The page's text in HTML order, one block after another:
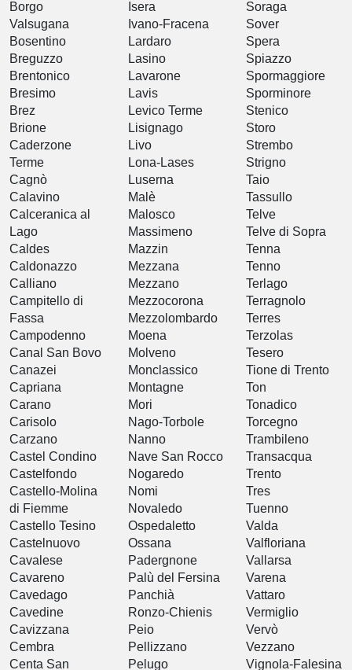
Borgo
Valsugana
Bosentino
Breguzzo
Brentonico
Bresimo
Brez
Brione
Caderzone
Terme
Cagnò
Calavino
Calceranica al
Lago
Caldes
Caldonazzo
Calliano
Campitello di
Fassa
Campodenno
Canal San Bovo
Canazei
Capriana
Carano
Carisolo
Carzano
Castel Condino
Castelfondo
Castello-Molina
di Fiemme
Castello Tesino
Castelnuovo
Cavalese
Cavareno
Cavedago
Cavedine
Cavizzana
Cembra
Centa San
Isera
Ivano-Fracena
Lardaro
Lasino
Lavarone
Lavis
Levico Terme
Lisignago
Livo
Lona-Lases
Luserna
Malè
Malosco
Massimeno
Mazzin
Mezzana
Mezzano
Mezzocorona
Mezzolombardo
Moena
Molveno
Monclassico
Montagne
Mori
Nago-Torbole
Nanno
Nave San Rocco
Nogaredo
Nomi
Novaledo
Ospedaletto
Ossana
Padergnone
Palù del Fersina
Panchià
Ronzo-Chienis
Peio
Pellizzano
Pelugo
Soraga
Sover
Spera
Spiazzo
Spormaggiore
Sporminore
Stenico
Storo
Strembo
Strigno
Taio
Tassullo
Telve
Telve di Sopra
Tenna
Tenno
Terlago
Terragnolo
Terres
Terzolas
Tesero
Tione di Trento
Ton
Tonadico
Torcegno
Trambileno
Transacqua
Trento
Tres
Tuenno
Valda
Valfloriana
Vallarsa
Varena
Vattaro
Vermiglio
Vervò
Vezzano
Vignola-Falesina